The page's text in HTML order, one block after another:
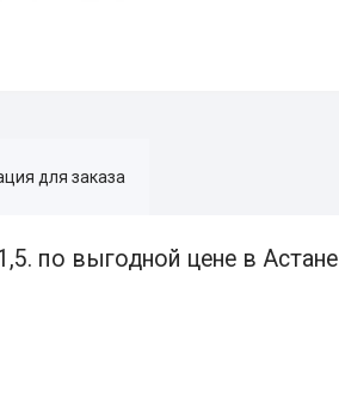
для заказа
по выгодной цене в Астане